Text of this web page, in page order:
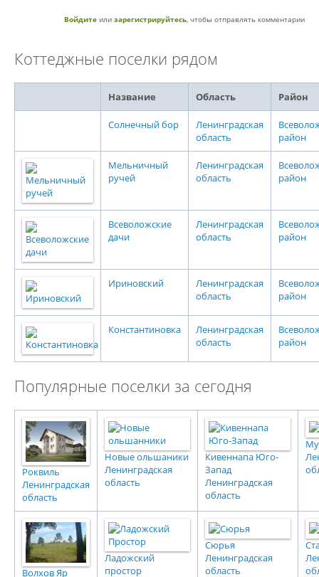
Войдите или зарегистрируйтесь, чтобы отправлять комментарии
Коттеджные поселки рядом
Название Область Район
Солнечный бор
Ленинградская
область
район
Мельничный
ручей
Ленинградская
область
район
Всеволожские
дачи
Ленинградская
область
район
Ириновский
Ленинградская
область
район
Константиновка
Ленинградская
область
район
Популярные поселки за сегодня
Роквиль
Ленинградская
область
Новые ольшаники
Ленинградская
область
Кивеннапа Юго-
Запад
Ленинградская
область
Волхов Яр
Ладожский
простор
Сюрья
Ленинградская
область